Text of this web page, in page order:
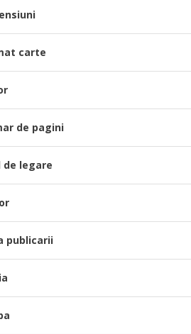
carte
de pagini
de legare
publicarii